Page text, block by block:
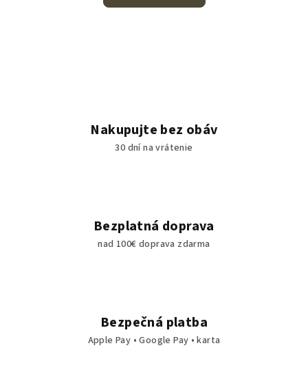
Nakupujte bez obáv
30 dní na vrátenie
Bezplatná doprava
nad 100€ doprava zdarma
Bezpečná platba
Apple Pay • Google Pay • karta